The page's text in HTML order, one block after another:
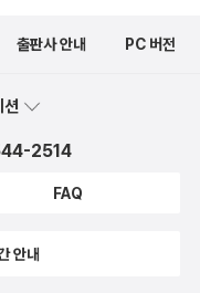
출판사 안내 PC 버전
션
2514
FAQ
안내